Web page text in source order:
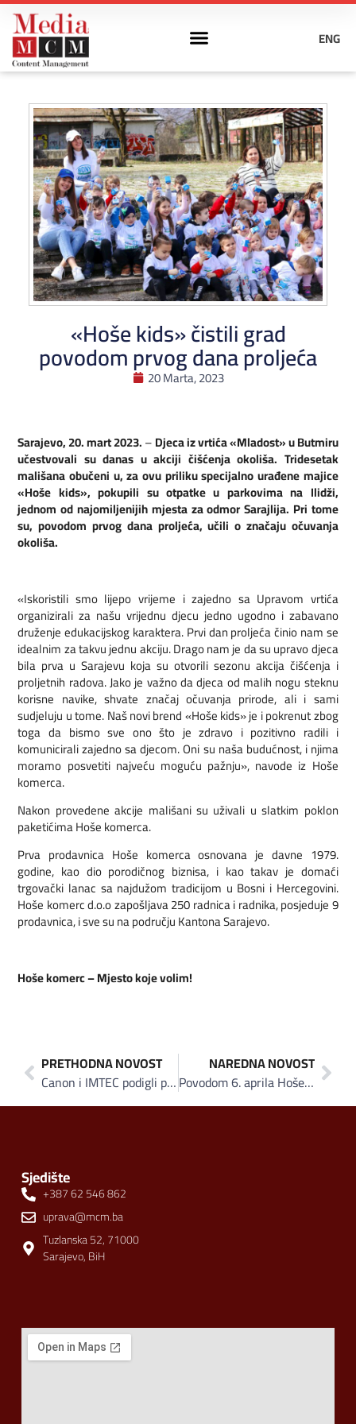
ENG
«Hoše kids» čistili grad
povodom prvog dana proljeća
20 Marta, 2023
Sarajevo, 20. mart 2023.–Djeca iz vrtića «Mladost» u Butmiru
učestvovali su danas u akciji čišćenja okoliša. Tridesetak
mališana obučeni u, za ovu priliku specijalno urađene majice
«Hoše kids», pokupili su otpatke u parkovima na Ilidži,
jednom od najomiljenijih mjesta za odmor Sarajlija. Pri tome
su, povodom prvog dana proljeća, učili o značaju očuvanja
okoliša.
«Iskoristili smo lijepo vrijeme i zajedno sa Upravom vrtića
organizirali za našu vrijednu djecu jedno ugodno i zabavano
druženje edukacijskog karaktera. Prvi dan proljeća činio nam se
idealnim za takvu jednu akciju. Drago nam je da su upravo djeca
bila prva u Sarajevu koja su otvorili sezonu akcija čišćenja i
proljetnih radova. Jako je važno da djeca od malih nogu steknu
korisne navike, shvate značaj očuvanja prirode, ali i sami
sudjeluju u tome. Naš novi brend «Hoše kids» je i pokrenut zbog
toga da bismo sve ono što je zdravo i pozitivno radili i
komunicirali zajedno sa djecom. Oni su naša budućnost, i njima
moramo posvetiti najveću moguću pažnju», navode iz Hoše
komerca.
Nakon provedene akcije mališani su uživali u slatkim poklon
paketićima Hoše komerca.
Prva prodavnica Hoše komerca osnovana je davne 1979.
godine, kao dio porodičnog biznisa, i kao takav je domaći
trgovački lanac sa najdužom tradicijom u Bosni i Hercegovini.
Hoše komerc d.o.o zapošljava 250 radnica i radnika, posjeduje 9
prodavnica, i sve su na području Kantona Sarajevo.
Hoše komerc – Mjesto koje volim!
PRETHODNA NOVOST
Canon i IMTEC podigli poslovnu saradnju na još višu razinu
NAREDNA NOVOST
Povodom 6. aprila Hoše komerc paketima sa hranom obradovao korisnike Narodne kuhinje Stari Grad «Tetka Zilha»
Sjedište
+387 62 546 862
uprava@mcm.ba
Tuzlanska 52, 71000
Sarajevo, BiH